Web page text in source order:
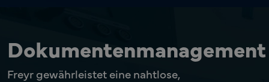
Dokumentenmanagement
Freyr gewährleistet eine nahtlose,